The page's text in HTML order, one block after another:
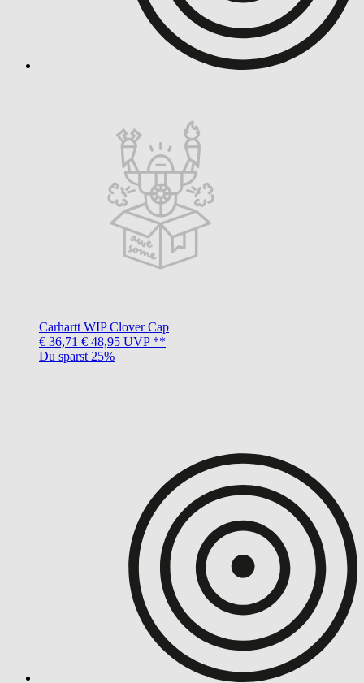
Carhartt WIP Clover Cap
€ 36,71 € 48,95 UVP **
Du sparst 25%